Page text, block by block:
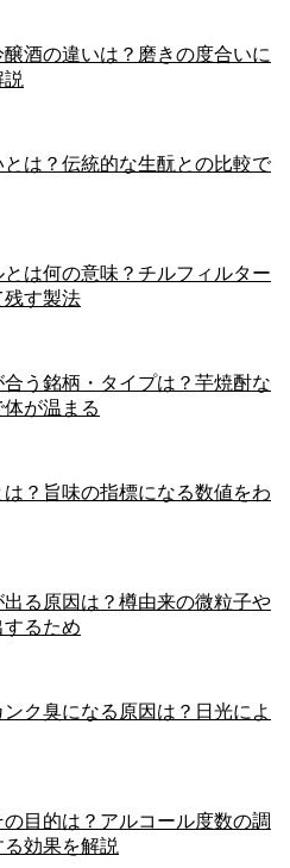
酒の違いは？磨きの度合いに
は？伝統的な生酛との比較で
は何の意味？チルフィルター
残す製法
う銘柄・タイプは？芋焼酎な
が温まる
？旨味の指標になる数値をわ
る原因は？樽由来の微粒子や
るため
ク臭になる原因は？日光によ
目的は？アルコール度数の調
効果を解説